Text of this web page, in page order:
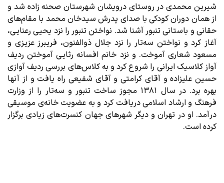
شیرین محمدی در روستای درویشان شهرستان صحنه‌ زاده شد و
از همان دوران کودکی با صدای پدرش سیدخان محمد با مقا‌م‌های
حقانی و باستانی تنبور آشنا شد. نواختن تنبور را نزد یحیی رعنایی،
آغاز کرد و نواختن سه‌تار را نزد جلال ذوالفنون، فریبرز عزیزی و
مسعود شعاری آموخت. و نزد خانم افسانه رثایی آموختن ردیف
آواز کلاسیک ایرانی را شروع کرد و به کلاس‌های بررسی ردیف آوازی
حسین علیزاده و آقای کرامتی و آقای شفیعی راه یافت و از آنها
بهره برد. در سال ۱۳۸۱ مجوز ساخت تنبور و سه‌تار را از وزارت
فرهنگ و ارشاد اسلامی دریافت کرد و به عضویت خانه‌ی موسیقی
درآمد. او در تهران و دیگر شهرهای جهان کنسرت‌های زیادی برگزار
کرده است.